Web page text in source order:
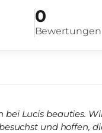
0
Bewertungen
Lucis beauties.
und hoffen,